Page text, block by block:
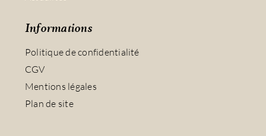
Informations
Politique de confidentialité
CGV
Mentions légales
Plan de site